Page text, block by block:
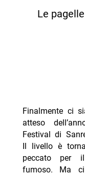
Le
Finalmente ci
atteso
Festival di
Il livello è
peccato per
fumoso. Ma